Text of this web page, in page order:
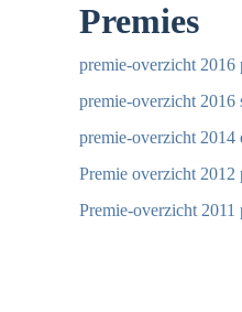
Premies
premie-overzicht 2016
premie-overzicht 2016
premie-overzicht 2014
Premie overzicht 2012
Premie-overzicht 2011